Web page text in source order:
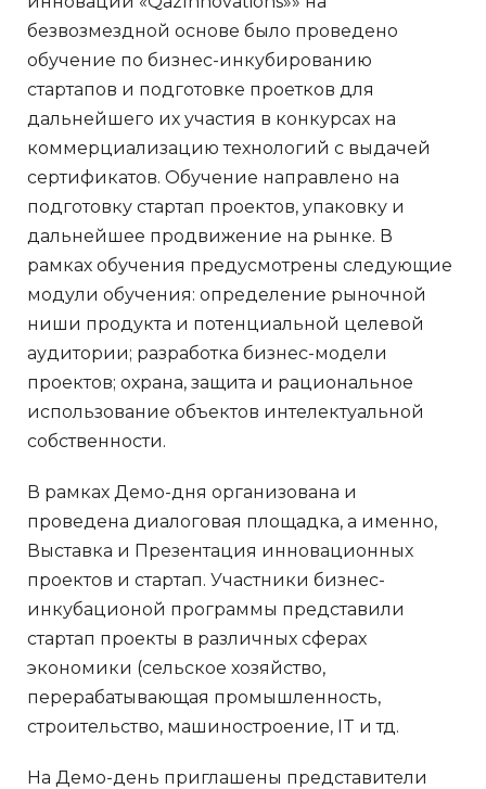
безвозмездной основе было проведено
обучение по бизнес-инкубированию
стартапов и подготовке проетков для
дальнейшего их участия в конкурсах на
коммерциализацию технологий с выдачей
сертификатов. Обучение направлено на
подготовку стартап проектов, упаковку и
дальнейшее продвижение на рынке. В
рамках обучения предусмотрены следующие
модули обучения: определение рыночной
ниши продукта и потенциальной целевой
аудитории; разработка бизнес-модели
проектов; охрана, защита и рациональное
использование объектов интелектуальной
собственности.
В рамках Демо-дня организована и
проведена диалоговая площадка, а именно,
Выставка и Презентация инновационных
проектов и стартап. Участники бизнес-
инкубационой программы представили
стартап проекты в различных сферах
экономики (сельское хозяйство,
перерабатывающая промышленность,
строительство, машиностроение, IT и тд.
На Демо-день приглашены представители